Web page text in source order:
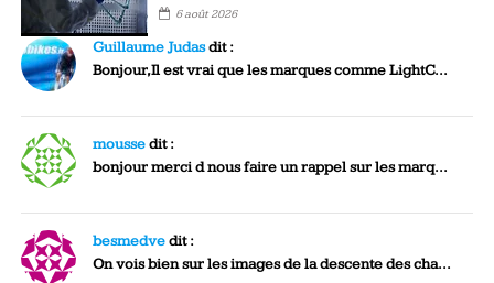
6 août 2026
Guillaume Judasdit :
Bonjour,Il est vrai que les marques comme LightC...
moussedit :
bonjour merci d nous faire un rappel sur les marq...
besmedvedit :
On vois bien sur les images de la descente des cha...